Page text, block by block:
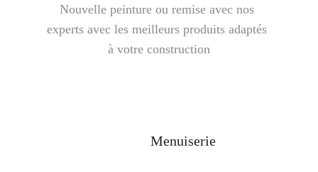
Nouvelle peinture ou remise avec nos
experts avec les meilleurs produits adaptés
à votre construction
Menuiserie